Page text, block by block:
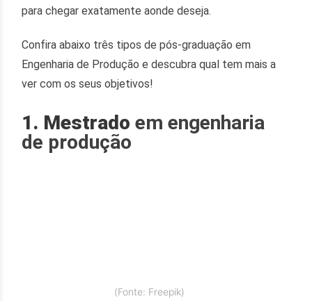
para chegar exatamente aonde deseja.
Confira abaixo três tipos de pós-graduação em
Engenharia de Produção e descubra qual tem mais a
ver com os seus objetivos!
1. Mestrado em engenharia
de produção
(Fonte: Freepik)